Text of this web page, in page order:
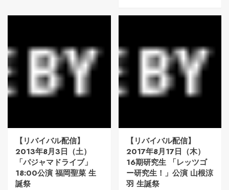
【リバイバル配信】
2013年8月3日（土）
「パジャマドライブ」
18:00公演 福岡聖菜 生
誕祭
【リバイバル配信】
2017年8月17日（木）
16期研究生 「レッツゴ
ー研究生！」公演 山根涼
羽 生誕祭